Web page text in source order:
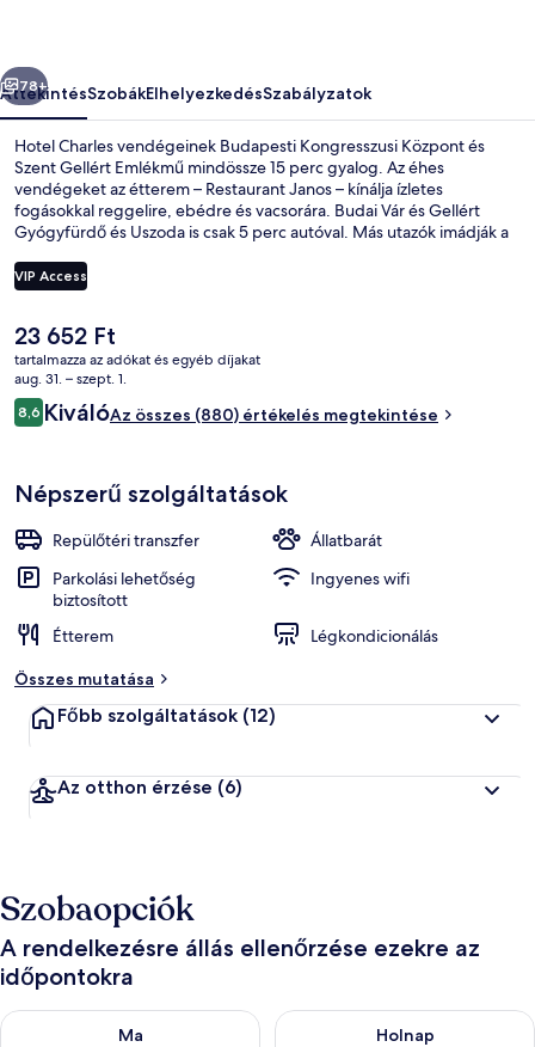
Következő
78+
ÁttekintésSzobákElhelyezkedésSzabályzatok
Hotel Charles vendégeinek Budapesti Kongresszusi Központ és
Szent Gellért Emlékmű mindössze 15 perc gyalog. Az éhes
vendégeket az étterem – Restaurant Janos – kínálja ízletes
fogásokkal reggelire, ebédre és vacsorára. Budai Vár és Gellért
Gyógyfürdő és Uszoda is csak 5 perc autóval. Más utazók imádják a
megközelíthető a tömegközlekedés: BAH-csomópont,
villamosmegálló 7 perc, Csörsz utca, villamosmegálló pedig 8 perc
VIP Access
A
jelenlegi
ár
23 652 Ft
23 652 Ft
tartalmazza az adókat és egyéb díjakat
aug. 31. – szept. 1.
Értékelések
8,68,6 ennyiből: 10
KiválóAz összes (880) értékelés megtekintése
Népszerű szolgáltatások
Repülőtéri transzfer
Állatbarát
Parkolási lehetőség
biztosított
Ingyenes wifi
Étterem
Légkondicionálás
Összes mutatása
Főbb szolgáltatások (12)
Az otthon érzése (6)
Szobaopciók
A rendelkezésre állás ellenőrzése ezekre az
időpontokra
Ma
A ma esti rendelkezésre állás ellenőrzése: aug. 9 - aug. 10
Holnap
A holnapi rendelkezésre állás